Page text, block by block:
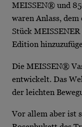
MEISSEN® und
waren Anlass, dem
Stück
Edition
Die MEISSEN®
entwickelt. Das
der leichten
Vor allem aber ist